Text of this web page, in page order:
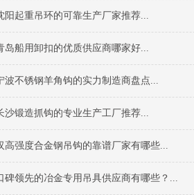
阳起重吊环的可靠生产厂家推荐...
岛船用卸扣的优质供应商哪家好...
波不锈钢羊角钩的实力制造商盘点...
沙锻造抓钩的专业生产工厂推荐...
高强度合金钢吊钩的靠谱厂家有哪些...
碑领先的冶金专用吊具供应商有哪些？...